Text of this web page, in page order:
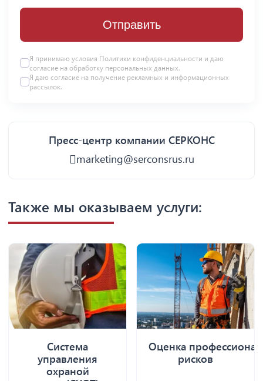
Отправить
Я принимаю условия Политики конфиденциальности и даю
согласие на обработку персональных данных.
Я даю согласие на получение рекламных и информационных
рассылок.
Пресс-центр компании СЕРКОНС
marketing@serconsrus.ru
Также мы оказываем услуги:
Система
управления
охраной
Оценка
рисков